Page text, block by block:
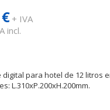
+ IVA
incl.
digital para hotel de 12 litros
L.310xP.200xH.200mm.